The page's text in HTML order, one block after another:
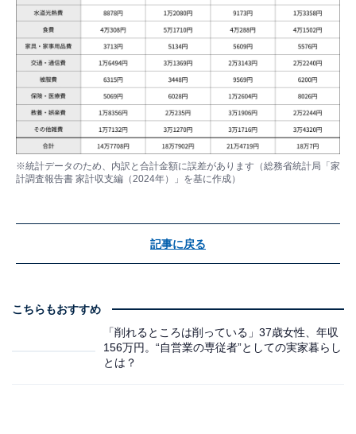
※統計データのため、内訳と合計金額に誤差があります（総務省統計局「家
計調査報告書 家計収支編（2024年）」を基に作成）
記事に戻る
こちらもおすすめ
「削れるところは削っている」37歳女性、年収
156万円。“自営業の専従者”としての実家暮らし
とは？